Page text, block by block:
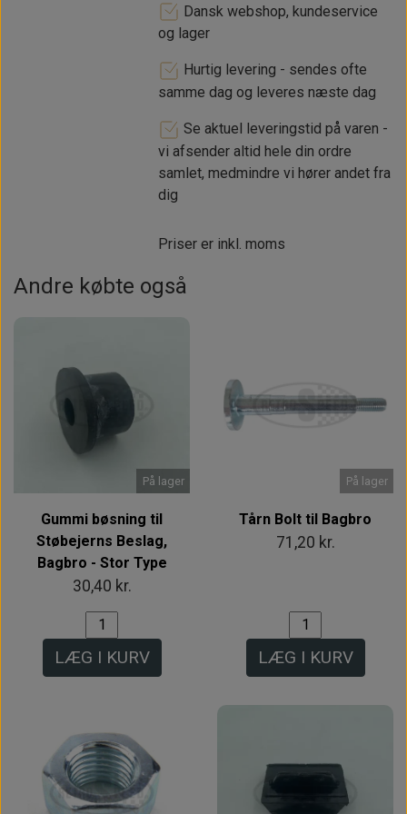
Dansk webshop, kundeservice
og lager
Hurtig levering - sendes ofte
samme dag og leveres næste dag
Se aktuel leveringstid på varen -
vi afsender altid hele din ordre
samlet, medmindre vi hører andet fra
dig
Priser er inkl. moms
Andre købte også
På lager
Gummi bøsning til
Støbejerns Beslag,
Bagbro - Stor Type
30,40 kr.
LÆG I KURV
På lager
Tårn Bolt til Bagbro
71,20 kr.
LÆG I KURV